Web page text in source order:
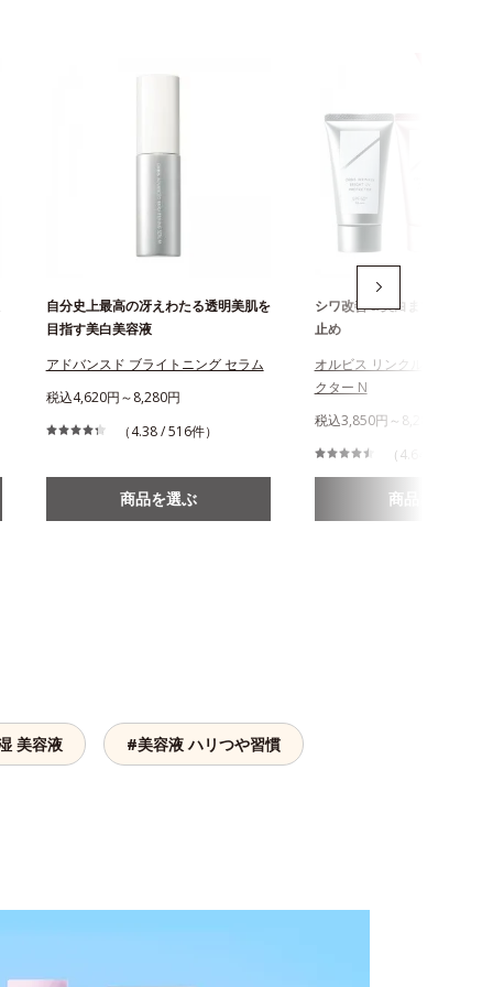
自分史上最高の冴えわたる透明美肌を
目指す美白美容液
アドバンスド ブライトニング セラム
税込4,620円～8,280円
（4.38 / 516件）
商品を選ぶ
シワ改善＆美白まで叶える薬
止め
オルビス リンクルブライト
クター N
税込3,850円～8,280円
（4.64 / 864件）
商品を選ぶ
美容液 #美容液 ハリつや習慣